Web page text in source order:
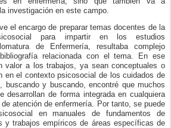
investigación en este campo.
el encargo de preparar temas docentes de la
para impartir en los estudios
de Enfermería, resultaba complejo
relacionada con el tema. En ese
valor a los trabajos, ya sean conceptuales o
en el contexto psicosocial de los cuidados de
buscando y buscando, encontré que muchos
desarrollan de forma integrada en cualquiera
atención de enfermería. Por tanto, se puede
en manuales de fundamentos de
y trabajos empíricos de áreas específicas de